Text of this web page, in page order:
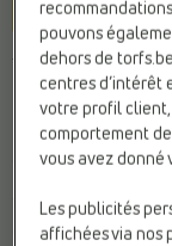
TAMARIS
Baskets
99,99 €
Couleur
pouvons
dehors de
centres d’intérêt
votre profil client,
comportement
vous avez donné
Les publicités
affichées via nos